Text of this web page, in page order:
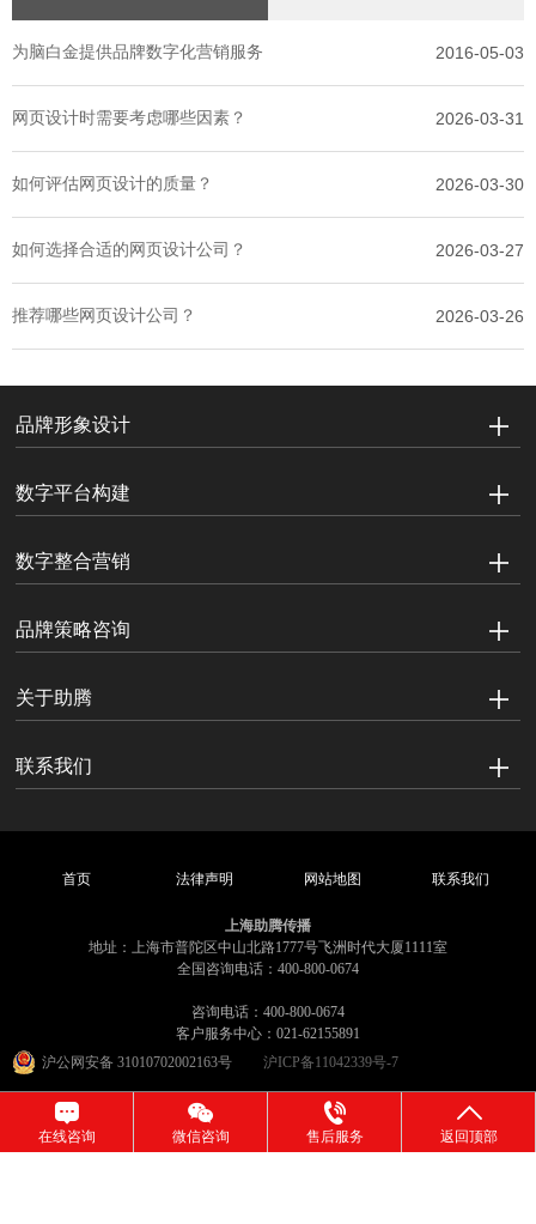
为脑白金提供品牌数字化营销服务 2016-05-03
网页设计时需要考虑哪些因素？ 2026-03-31
如何评估网页设计的质量？ 2026-03-30
如何选择合适的网页设计公司？ 2026-03-27
推荐哪些网页设计公司？ 2026-03-26
品牌形象设计
数字平台构建
数字整合营销
品牌策略咨询
关于助腾
联系我们
首页 法律声明 网站地图 联系我们
上海助腾传播
地址：上海市普陀区中山北路1777号飞洲时代大厦1111室
全国咨询电话：400-800-0674
咨询电话：400-800-0674
客户服务中心：021-62155891
沪公网安备 31010702002163号
沪ICP备11042339号-7
在线咨询 微信咨询 售后服务 返回顶部